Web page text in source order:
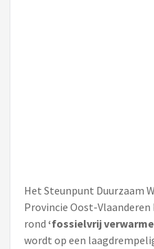
Het Steunpunt Duurzaam
Provincie Oost-
rond ‘fossielvrij
wordt op een